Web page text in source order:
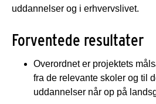
uddannelser og i erhvervslivet.
Forventede resultater
Overordnet er projektets
fra de relevante skoler og til
uddannelser når op på